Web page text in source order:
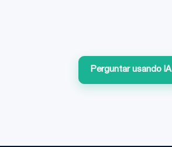
Perguntar usando IA